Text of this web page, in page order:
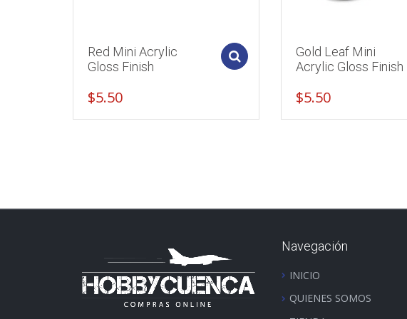
Red Mini Acrylic
Gloss Finish
$5.50
Add to cartGold Leaf Mini
Acrylic Gloss Finish
$5.50
Navegación
INICIO
QUIENES SOMOS